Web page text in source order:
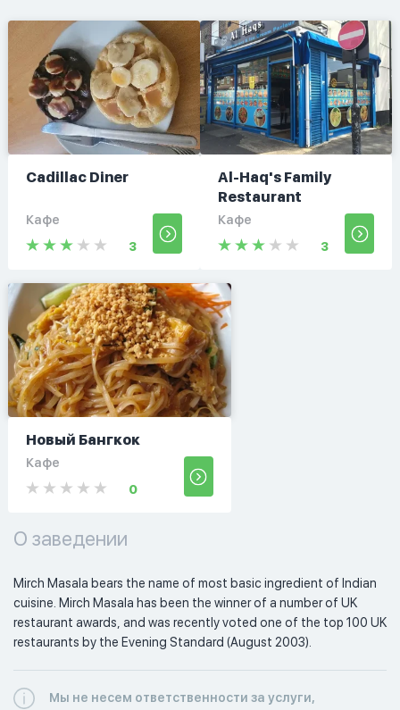
Cadillac Diner
Кафе
3
Al-Haq's Family
Restaurant
Кафе
3
Новый Бангкок
Кафе
0
О заведении
Mirch Masala bears the name of most basic ingredient of Indian
cuisine. Mirch Masala has been the winner of a number of UK
restaurant awards, and was recently voted one of the top 100 UK
restaurants by the Evening Standard (August 2003).
Мы не несем ответственности за услуги,